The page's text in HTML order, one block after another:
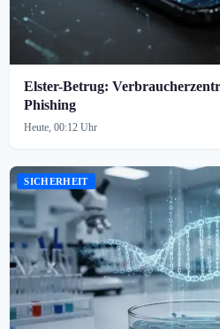
Elster-Betrug:
Phishing
Heute, 00:12 Uhr
SICHERHEIT